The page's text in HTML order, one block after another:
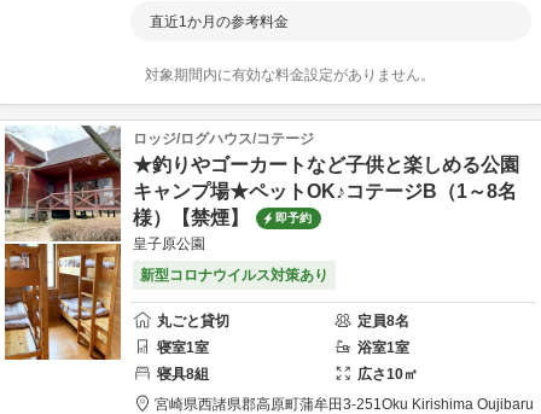
直近1か月の参考料金
対象期間内に有効な料金設定がありません。
ロッジ/ログハウス/コテージ
★釣りやゴーカートなど子供と楽しめる公園
キャンプ場★ペットOK♪コテージB（1～8名
様）【禁煙】
即予約
皇子原公園
新型コロナウイルス対策あり
丸ごと貸切 定員8名
寝室1室 浴室1室
寝具8組 広さ10㎡
宮崎県西諸県郡高原町蒲牟田3-251Oku Kirishima Oujibaru